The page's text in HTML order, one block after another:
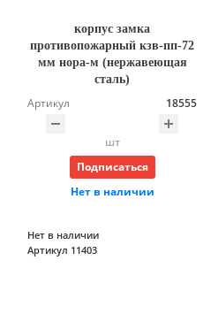
корпус замка
противопожарный кзв-пп-72
мм нора-м (нержавеющая
сталь)
Артикул 18555
шт
Подписаться
Нет в наличии
Нет в наличии
Артикул 11403